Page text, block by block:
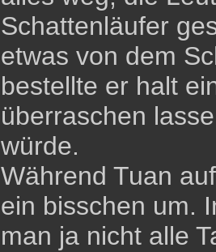
Schattenläufer
etwas von dem
bestellte er halt
überraschen
würde.
Während Tuan
ein bisschen um.
man ja nicht alle